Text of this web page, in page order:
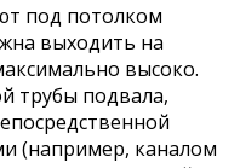
под потолком
выходить на
высоко.
трубы подвала,
(например, каналом